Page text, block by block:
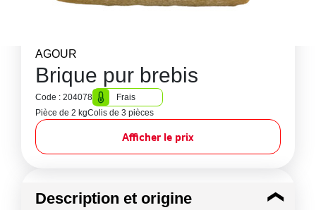
AGOUR
Brique pur brebis
Code : 204078
Frais
Pièce de 2 kgColis de 3 pièces
Afficher le prix
Description et origine